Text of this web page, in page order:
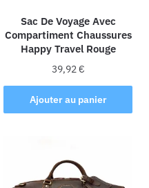
Sac De Voyage Avec
Compartiment Chaussures
Happy Travel Rouge
39,92€
Ajouter au panier